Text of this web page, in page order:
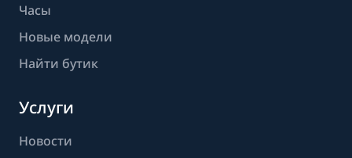
Часы
Новые модели
Найти бутик
Услуги
Новости